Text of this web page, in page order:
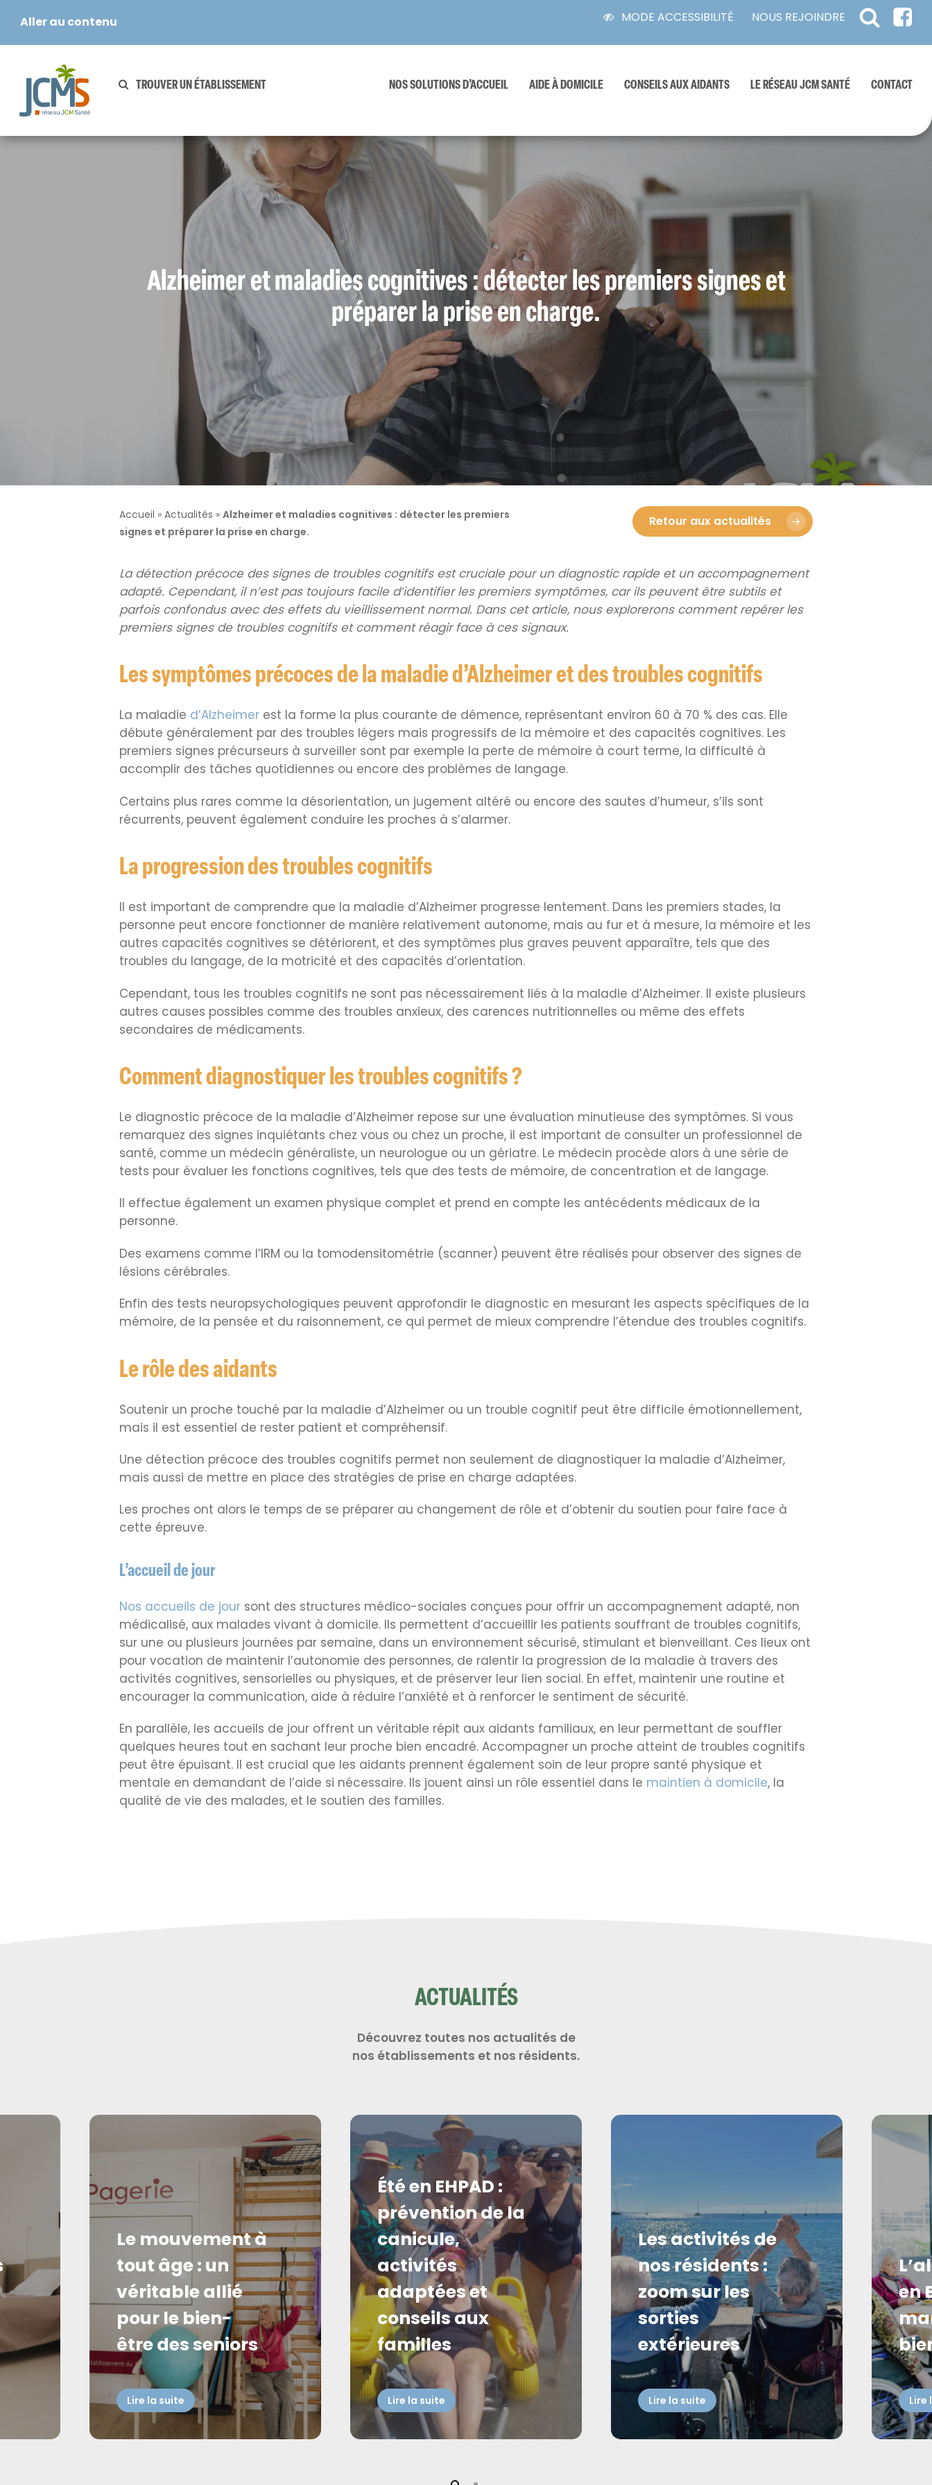
main
Aller au contenu MODE ACCESSIBILITÉ NOUS REJOINDRE
TROUVER UN ÉTABLISSEMENT NOS SOLUTIONS D’ACCUEIL
Résidences autonomie
Résidences
Accueils de jour
de
jour
Séjours
temporaires
Cliniques spécialisées
Cliniques
AIDE À DOMICILE CONSEILS AUX AIDANTS LE RÉSEAU JCM SANTÉ CONTACT
Alzheimer et maladies cognitives : détecter les premiers signes et
préparer la prise en charge.
Accueil » Actualités » Alzheimer et maladies cognitives : détecter les premiers
signes et préparer la prise en charge.
Retour aux actualités
La détection précoce des signes de troubles cognitifs est cruciale pour un diagnostic rapide et un accompagnement
adapté. Cependant, il n’est pas toujours facile d’identifier les premiers symptômes, car ils peuvent être subtils et
parfois confondus avec des effets du vieillissement normal. Dans cet article, nous explorerons comment repérer les
premiers signes de troubles cognitifs et comment réagir face à ces signaux.
Les symptômes précoces de la maladie d’Alzheimer et des troubles cognitifs
La maladie d’Alzheimer est la forme la plus courante de démence, représentant environ 60 à 70 % des cas. Elle
débute généralement par des troubles légers mais progressifs de la mémoire et des capacités cognitives. Les
premiers signes précurseurs à surveiller sont par exemple la perte de mémoire à court terme, la difficulté à
accomplir des tâches quotidiennes ou encore des problèmes de langage.
Certains plus rares comme la désorientation, un jugement altéré ou encore des sautes d’humeur, s’ils sont
récurrents, peuvent également conduire les proches à s’alarmer.
La progression des troubles cognitifs
Il est important de comprendre que la maladie d’Alzheimer progresse lentement. Dans les premiers stades, la
personne peut encore fonctionner de manière relativement autonome, mais au fur et à mesure, la mémoire et les
autres capacités cognitives se détériorent, et des symptômes plus graves peuvent apparaître, tels que des
troubles du langage, de la motricité et des capacités d’orientation.
Cependant, tous les troubles cognitifs ne sont pas nécessairement liés à la maladie d’Alzheimer. Il existe plusieurs
autres causes possibles comme des troubles anxieux, des carences nutritionnelles ou même des effets
secondaires de médicaments.
Comment diagnostiquer les troubles cognitifs ?
Le diagnostic précoce de la maladie d’Alzheimer repose sur une évaluation minutieuse des symptômes. Si vous
remarquez des signes inquiétants chez vous ou chez un proche, il est important de consulter un professionnel de
santé, comme un médecin généraliste, un neurologue ou un gériatre. Le médecin procède alors à une série de
tests pour évaluer les fonctions cognitives, tels que des tests de mémoire, de concentration et de langage.
Il effectue également un examen physique complet et prend en compte les antécédents médicaux de la
personne.
Des examens comme l’IRM ou la tomodensitométrie (scanner) peuvent être réalisés pour observer des signes de
lésions cérébrales.
Enfin des tests neuropsychologiques peuvent approfondir le diagnostic en mesurant les aspects spécifiques de la
mémoire, de la pensée et du raisonnement, ce qui permet de mieux comprendre l’étendue des troubles cognitifs.
Le rôle des aidants
Soutenir un proche touché par la maladie d’Alzheimer ou un trouble cognitif peut être difficile émotionnellement,
mais il est essentiel de rester patient et compréhensif.
Une détection précoce des troubles cognitifs permet non seulement de diagnostiquer la maladie d’Alzheimer,
mais aussi de mettre en place des stratégies de prise en charge adaptées.
Les proches ont alors le temps de se préparer au changement de rôle et d’obtenir du soutien pour faire face à
cette épreuve.
L’accueil de jour
Nos accueils de jour sont des structures médico-sociales conçues pour offrir un accompagnement adapté, non
médicalisé, aux malades vivant à domicile. Ils permettent d’accueillir les patients souffrant de troubles cognitifs,
sur une ou plusieurs journées par semaine, dans un environnement sécurisé, stimulant et bienveillant. Ces lieux ont
pour vocation de maintenir l’autonomie des personnes, de ralentir la progression de la maladie à travers des
activités cognitives, sensorielles ou physiques, et de préserver leur lien social. En effet, maintenir une routine et
encourager la communication, aide à réduire l’anxiété et à renforcer le sentiment de sécurité.
En parallèle, les accueils de jour offrent un véritable répit aux aidants familiaux, en leur permettant de souffler
quelques heures tout en sachant leur proche bien encadré. Accompagner un proche atteint de troubles cognitifs
peut être épuisant. Il est crucial que les aidants prennent également soin de leur propre santé physique et
mentale en demandant de l’aide si nécessaire. Ils jouent ainsi un rôle essentiel dans le maintien à domicile, la
qualité de vie des malades, et le soutien des familles.
ACTUALITÉS
Découvrez toutes nos actualités de
nos établissements et nos résidents.
Le mouvement à
tout âge : un
véritable allié
pour le bien-
être des seniors
Lire la suite
Été en EHPAD :
prévention de la
canicule,
activités
adaptées et
conseils aux
familles
Lire la suite
Les activités de
nos résidents :
zoom sur les
sorties
extérieures
Lire la suite
en
Lire